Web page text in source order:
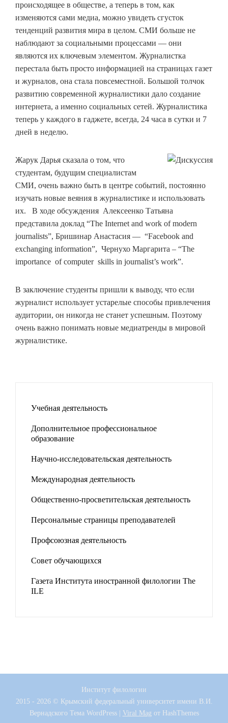
происходящее в обществе, а теперь в том, как
изменяются сами медиа, можно увидеть сгусток
тенденций развития мира в целом. СМИ больше не
наблюдают за социальными процессами — они
являются их ключевым элементом. Журналистка
перестала быть просто информацией на страницах газет
и журналов, она стала повсеместной. Большой толчок
развитию современной журналистики дало создание
интернета, а именно социальных сетей. Журналистика
теперь у каждого в гаджете, всегда, 24 часа в сутки и 7
дней в неделю.
Жарук Дарья сказала о том, что
студентам, будущим специалистам
СМИ, очень важно быть в центре событий, постоянно
изучать новые веяния в журналистике и использовать
их. В ходе обсуждения Алексеенко Татьяна
представила доклад “The Internet and work of modern
journalists”, Бришинар Анастасия — “Facebook and
exchanging information”, Чернухо Маргарита – “The
importance of computer skills in journalist’s work”.
В заключение студенты пришли к выводу, что если
журналист использует устарелые способы привлечения
аудитории, он никогда не станет успешным. Поэтому
очень важно понимать новые медиатренды в мировой
журналистике.
Учебная деятельность
Дополнительное профессиональное
образование
Научно-исследовательская деятельность
Международная деятельность
Общественно-просветительская деятельность
Персональные страницы преподавателей
Профсоюзная деятельность
Совет обучающихся
Газета Института иностранной филологии The
ILE
Институт филологии
2015 - 2026 © Крымский федеральный университет имени В.И.
ВернадскогоТема WordPress | Viral Mag от HashThemes